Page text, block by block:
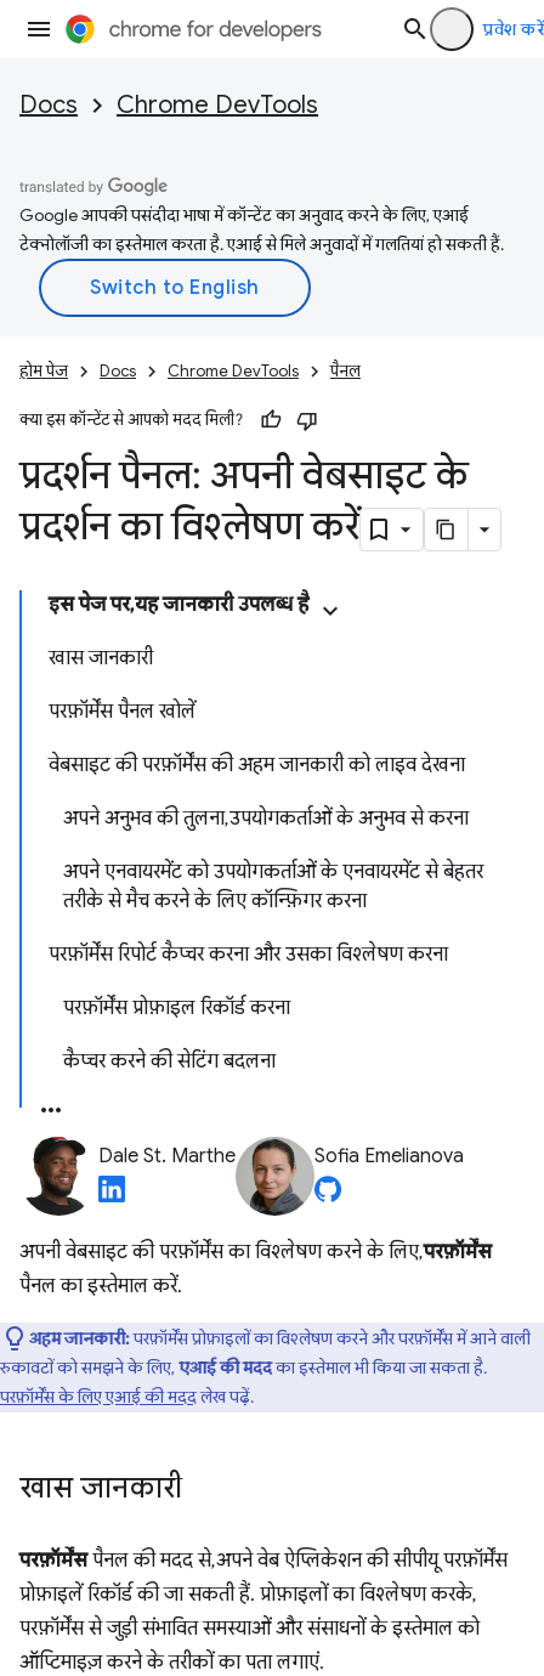
प्रवेश करें
Docs Chrome DevTools
Google आपकी पसंदीदा भाषा में कॉन्टेंट का अनुवाद करने के लिए, एआई
टेक्नोलॉजी का इस्तेमाल करता है. एआई से मिले अनुवादों में गलतियां हो सकती हैं.
होम पेज Docs Chrome DevTools पैनल
क्या इस कॉन्टेंट से आपको मदद मिली?
प्रदर्शन पैनल: अपनी वेबसाइट के
प्रदर्शन का विश्लेषण करें
इस पेज पर, यह जानकारी उपलब्ध है
खास जानकारी
परफ़ॉर्मेंस पैनल खोलें
वेबसाइट की परफ़ॉर्मेंस की अहम जानकारी को लाइव देखना
अपने अनुभव की तुलना, उपयोगकर्ताओं के अनुभव से करना
अपने एनवायरमेंट को उपयोगकर्ताओं के एनवायरमेंट से बेहतर
तरीके से मैच करने के लिए कॉन्फ़िगर करना
परफ़ॉर्मेंस रिपोर्ट कैप्चर करना और उसका विश्लेषण करना
परफ़ॉर्मेंस प्रोफ़ाइल रिकॉर्ड करना
कैप्चर करने की सेटिंग बदलना
Dale St. Marthe Sofia Emelianova
अपनी वेबसाइट की परफ़ॉर्मेंस का विश्लेषण करने के लिए,परफ़ॉर्मेंस
पैनल का इस्तेमाल करें.
अहम जानकारी:परफ़ॉर्मेंस प्रोफ़ाइलों का विश्लेषण करने और परफ़ॉर्मेंस में आने वाली
रुकावटों को समझने के लिए, एआई की मददका इस्तेमाल भी किया जा सकता है.
परफ़ॉर्मेंस के लिए एआई की मददलेख पढ़ें.
खास जानकारी
परफ़ॉर्मेंसपैनल की मदद से, अपने वेब ऐप्लिकेशन की सीपीयू परफ़ॉर्मेंस
प्रोफ़ाइलें रिकॉर्ड की जा सकती हैं. प्रोफ़ाइलों का विश्लेषण करके,
परफ़ॉर्मेंस से जुड़ी संभावित समस्याओं और संसाधनों के इस्तेमाल को
ऑप्टिमाइज़ करने के तरीकों का पता लगाएं.